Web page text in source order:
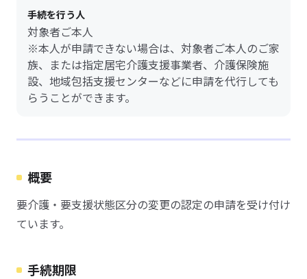
手続を行う人
対象者ご本人
※本人が申請できない場合は、対象者ご本人のご家
族、または指定居宅介護支援事業者、介護保険施
設、地域包括支援センターなどに申請を代行しても
らうことができます。
概要
要介護・要支援状態区分の変更の認定の申請を受け付け
ています。
手続期限